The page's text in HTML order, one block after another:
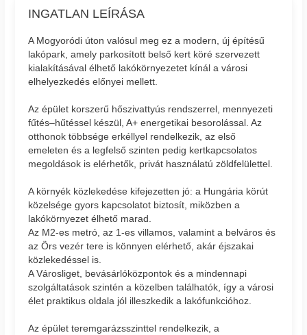
INGATLAN LEÍRÁSA
A Mogyoródi úton valósul meg ez a modern, új építésű
lakópark, amely parkosított belső kert köré szervezett
kialakításával élhető lakókörnyezetet kínál a városi
elhelyezkedés előnyei mellett.
Az épület korszerű hőszivattyús rendszerrel, mennyezeti
fűtés–hűtéssel készül, A+ energetikai besorolással. Az
otthonok többsége erkéllyel rendelkezik, az első
emeleten és a legfelső szinten pedig kertkapcsolatos
megoldások is elérhetők, privát használatú zöldfelülettel.
A környék közlekedése kifejezetten jó: a Hungária körút
közelsége gyors kapcsolatot biztosít, miközben a
lakókörnyezet élhető marad.
Az M2-es metró, az 1-es villamos, valamint a belváros és
az Örs vezér tere is könnyen elérhető, akár éjszakai
közlekedéssel is.
A Városliget, bevásárlóközpontok és a mindennapi
szolgáltatások szintén a közelben találhatók, így a városi
élet praktikus oldala jól illeszkedik a lakófunkcióhoz.
Az épület teremgarázsszinttel rendelkezik, a